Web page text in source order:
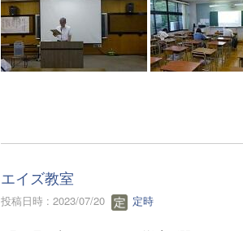
エイズ教室
投稿日時 : 2023/07/20 定時